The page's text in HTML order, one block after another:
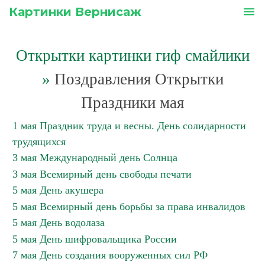
Картинки Вернисаж menu
Открытки картинки гиф смайлики
» Поздравления Открытки
Праздники мая
1 мая Праздник труда и весны. День солидарности
трудящихся
3 мая Международный день Солнца
3 мая Всемирный день свободы печати
5 мая День акушера
5 мая Всемирный день борьбы за права инвалидов
5 мая День водолаза
5 мая День шифровальщика России
7 мая День создания вооруженных сил РФ